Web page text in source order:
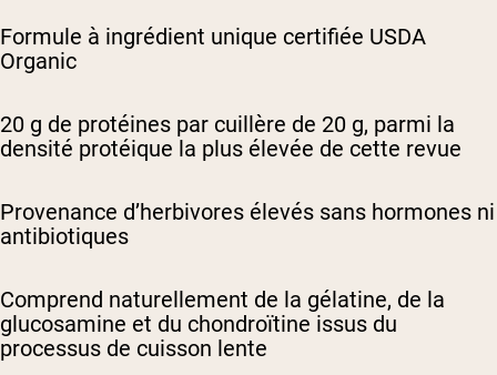
Formule à ingrédient unique certifiée USDA
Organic
20 g de protéines par cuillère de 20 g, parmi la
densité protéique la plus élevée de cette revue
Provenance d’herbivores élevés sans hormones ni
antibiotiques
Comprend naturellement de la gélatine, de la
glucosamine et du chondroïtine issus du
processus de cuisson lente